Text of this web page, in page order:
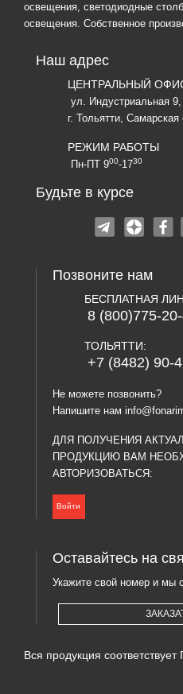
освещения, светодиодные
освещения. Собственное
Наш адрес
ЦЕНТРАЛЬНЫЙ
ул. Индустриальная
г. Тольятти, Самарская
РЕЖИМ РАБОТЫ
Пн-ПТ 900-1730
Будьте в курсе
Позвоните нам
БЕСПЛАТНАЯ
8 (800)775-
ТОЛЬЯТТИ:
+7 (8482) 90-
Не можете позвонить?
Напишите нам
ДЛЯ ПОЛУЧЕНИЯ
ПРОДУКЦИЮ ВАМ
АВТОРИЗОВАТЬСЯ:
Войти
Оставайтесь на
Укажите свой номер и мы
Вся продукция